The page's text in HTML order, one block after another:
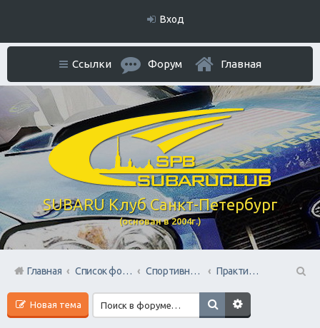
Вход
SUBARU Клуб Санкт-Петербург
(основан в 2004г.)
Ссылки Форум Главная
Главная Список форумов Спортивный раздел
Практические советы по пилотированию марки Субару
Новая тема